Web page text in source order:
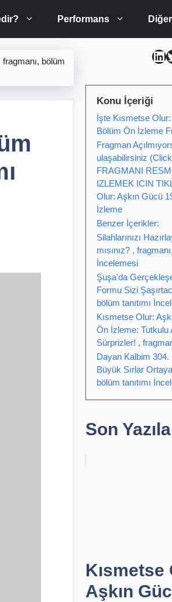
Performans Diğer
bölüm
Can
Konu İçeriği
İşte Kısmetse
Bölüm Ön İzleme
Fragman
ulaşabilirsiniz
FRAGMANI
IZLEMEK ICIN
Olur: Aşkın Gücü
İzleme
Benzer İçerikler:
Silahlarınızı
mısınız? ,
İncelemesi
Şuşa'da
Formu Sizi
bölüm tanıtımı
Kısmetse Olur:
Ön İzleme: Tutkulu
Sürprizler! ,
Dayan Kalbim 304.
Büyük Sırlar
bölüm tanıtımı
Son
Kısmetse
Aşkın